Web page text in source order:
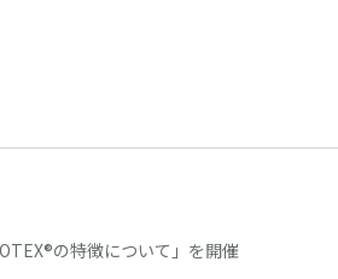
の特徴について」を開催